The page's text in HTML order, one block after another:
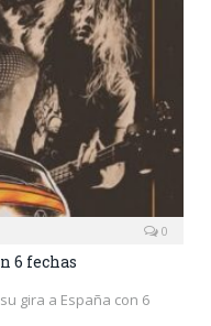
0
6 fechas
gira a España con 6